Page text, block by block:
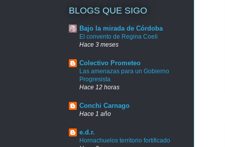
BLOGS QUE SIGO
Bajo la mirada de Córdoba
El convento de Regina Coeli
Hace 3 meses
Colectivo Prometeo
Las amenazas para un Gobierno
Progresista
Hace 12 horas
Conchi Carnago
Hace 1 año
e.d.r.
Hornachuelos territorio fortificado